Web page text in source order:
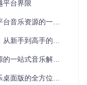
乐高效管理？
"——这是很多音乐
系统提供了直观的分
音乐收藏。
平台界限
源的一站式管理？
到高手的进阶指南
站式音乐解决方案
版的全方位探索